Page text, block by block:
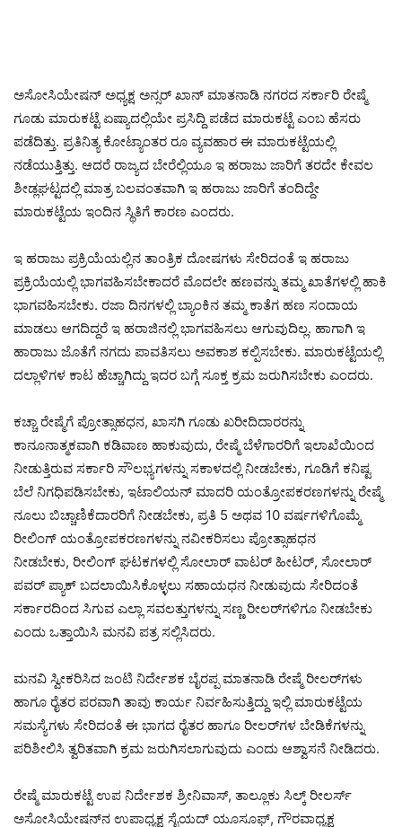
ಅಸೋಸಿಯೇಷನ್ ಅಧ್ಯಕ್ಷ ಅನ್ಸರ್ ಖಾನ್ ಮಾತನಾಡಿ ನಗರದ ಸರ್ಕಾರಿ ರೇಷ್ಮೆ
ಗೂಡು ಮಾರುಕಟ್ಟೆ ಏಷ್ಯಾದಲ್ಲಿಯೇ ಪ್ರಸಿದ್ದಿ ಪಡೆದ ಮಾರುಕಟ್ಟೆ ಎಂಬ ಹೆಸರು
ಪಡೆದಿತ್ತು. ಪ್ರತಿನಿತ್ಯ ಕೋಟ್ಯಾಂತರ ರೂ ವ್ಯವಹಾರ ಈ ಮಾರುಕಟ್ಟೆಯಲ್ಲಿ
ನಡೆಯುತ್ತಿತ್ತು. ಆದರೆ ರಾಜ್ಯದ ಬೇರೆಲ್ಲಿಯೂ ಇ ಹರಾಜು ಜಾರಿಗೆ ತರದೇ ಕೇವಲ
ಶೀಡ್ಲಘಟ್ಟದಲ್ಲಿ ಮಾತ್ರ ಬಲವಂತವಾಗಿ ಇ ಹರಾಜು ಜಾರಿಗೆ ತಂದಿದ್ದೇ
ಮಾರುಕಟ್ಟೆಯ ಇಂದಿನ ಸ್ಥಿತಿಗೆ ಕಾರಣ ಎಂದರು.
ಇ ಹರಾಜು ಪ್ರಕ್ರಿಯೆಯಲ್ಲಿನ ತಾಂತ್ರಿಕ ದೋಷಗಳು ಸೇರಿದಂತೆ ಇ ಹರಾಜು
ಪ್ರಕ್ರಿಯೆಯಲ್ಲಿ ಭಾಗವಹಿಸಬೇಕಾದರೆ ಮೊದಲೇ ಹಣವನ್ನು ತಮ್ಮ ಖಾತೆಗಳಲ್ಲಿ ಹಾಕಿ
ಭಾಗವಹಿಸಬೇಕು. ರಜಾ ದಿನಗಳಲ್ಲಿ ಬ್ಯಾಂಕಿನ ತಮ್ಮ ಕಾತೆಗ ಹಣ ಸಂದಾಯ
ಮಾಡಲು ಆಗದಿದ್ದರೆ ಇ ಹರಾಜಿನಲ್ಲಿ ಭಾಗವಹಿಸಲು ಆಗುವುದಿಲ್ಲ. ಹಾಗಾಗಿ ಇ
ಹಾರಾಜು ಜೊತೆಗೆ ನಗದು ಪಾವತಿಸಲು ಅವಕಾಶ ಕಲ್ಪಿಸಬೇಕು. ಮಾರುಕಟ್ಟೆಯಲ್ಲಿ
ದಲ್ಲಾಳಿಗಳ ಕಾಟ ಹೆಚ್ಚಾಗಿದ್ದು ಇದರ ಬಗ್ಗೆ ಸೂಕ್ತ ಕ್ರಮ ಜರುಗಿಸಬೇಕು ಎಂದರು.
ಕಚ್ಚಾ ರೇಷ್ಮೆಗೆ ಪ್ರೋತ್ಸಾಹಧನ, ಖಾಸಗಿ ಗೂಡು ಖರೀದಿದಾರರನ್ನು
ಕಾನೂನಾತ್ಮಕವಾಗಿ ಕಡಿವಾಣ ಹಾಕುವುದು, ರೇಷ್ಮೆ ಬೆಳೆಗಾರರಿಗೆ ಇಲಾಖೆಯಿಂದ
ನೀಡುತ್ತಿರುವ ಸರ್ಕಾರಿ ಸೌಲಭ್ಯಗಳನ್ನು ಸಕಾಳದಲ್ಲಿ ನೀಡಬೇಕು, ಗೂಡಿಗೆ ಕನಿಷ್ಟ
ಬೆಲೆ ನಿಗಧಿಪಡಿಸಬೇಕು, ಇಟಾಲಿಯನ್ ಮಾದರಿ ಯಂತ್ರೋಪಕರಣಗಳನ್ನು ರೇಷ್ಮೆ
ನೂಲು ಬಿಚ್ಚಾಣಿಕೆದಾರರಿಗೆ ನೀಡಬೇಕು, ಪ್ರತಿ 5 ಅಥವ 10 ವರ್ಷಗಳಿಗೊಮ್ಮೆ
ರೀಲಿಂಗ್ ಯಂತ್ರೋಪಕರಣಗಳನ್ನು ನವೀಕರಿಸಲು ಪ್ರೋತ್ಸಾಹಧನ
ನೀಡಬೇಕು, ರೀಲಿಂಗ್ ಘಟಕಗಳಲ್ಲಿ ಸೋಲಾರ್ ವಾಟರ್ ಹೀಟರ್, ಸೋಲಾರ್
ಪವರ್ ಪ್ಯಾಕ್ ಬದಲಾಯಿಸಿಕೊಳ್ಳಲು ಸಹಾಯಧನ ನೀಡುವುದು ಸೇರಿದಂತೆ
ಸರ್ಕಾರದಿಂದ ಸಿಗುವ ಎಲ್ಲಾ ಸವಲತ್ತುಗಳನ್ನು ಸಣ್ಣ ರೀಲರ್‌ಗಳಿಗೂ ನೀಡಬೇಕು
ಎಂದು ಒತ್ತಾಯಿಸಿ ಮನವಿ ಪತ್ರ ಸಲ್ಲಿಸಿದರು.
ಮನವಿ ಸ್ವೀಕರಿಸಿದ ಜಂಟಿ ನಿರ್ದೇಶಕ ಬೈರಪ್ಪ ಮಾತನಾಡಿ ರೇಷ್ಮೆ ರೀಲರ್‌ಗಳು
ಹಾಗೂ ರೈತರ ಪರವಾಗಿ ತಾವು ಕಾರ್ಯ ನಿರ್ವಹಿಸುತ್ತಿದ್ದು ಇಲ್ಲಿ ಮಾರುಕಟ್ಟೆಯ
ಸಮಸ್ಯೆಗಳು ಸೇರಿದಂತೆ ಈ ಭಾಗದ ರೈತರ ಹಾಗೂ ರೀಲರ್‌ಗಳ ಬೇಡಿಕೆಗಳನ್ನು
ಪರಿಶೀಲಿಸಿ ತ್ವರಿತವಾಗಿ ಕ್ರಮ ಜರುಗಿಸಲಾಗುವುದು ಎಂದು ಆಶ್ವಾಸನೆ ನೀಡಿದರು.
ರೇಷ್ಮೆ ಮಾರುಕಟ್ಟೆ ಉಪ ನಿರ್ದೇಶಕ ಶ್ರೀನಿವಾಸ್, ತಾಲ್ಲೂಕು ಸಿಲ್ಕ್ ರೀಲರ್ಸ್
ಅಸೋಸಿಯೇಷನ್‌ನ ಉಪಾಧ್ಯಕ್ಷ ಸೈಯದ್ ಯೂಸೂಫ್, ಗೌರವಾಧ್ಯಕ್ಷ